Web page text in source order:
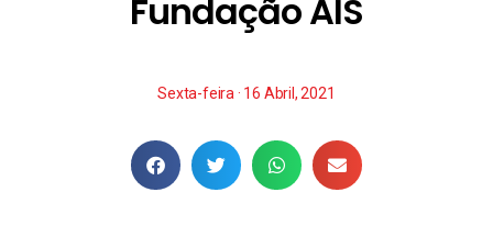
Fundação AIS
Sexta-feira · 16 Abril, 2021